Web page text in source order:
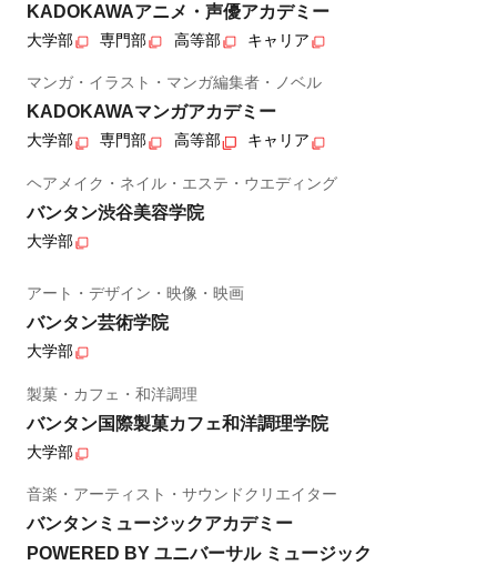
KADOKAWAアニメ・声優アカデミー
大学部 専門部 高等部 キャリア
マンガ・イラスト・マンガ編集者・ノベル
KADOKAWAマンガアカデミー
大学部 専門部 高等部 キャリア
ヘアメイク・ネイル・エステ・ウエディング
バンタン渋谷美容学院
大学部
アート・デザイン・映像・映画
バンタン芸術学院
大学部
製菓・カフェ・和洋調理
バンタン国際製菓カフェ和洋調理学院
大学部
音楽・アーティスト・サウンドクリエイター
バンタンミュージックアカデミー
POWERED BY ユニバーサル ミュージック